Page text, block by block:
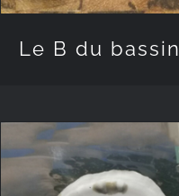
Le B du bassin